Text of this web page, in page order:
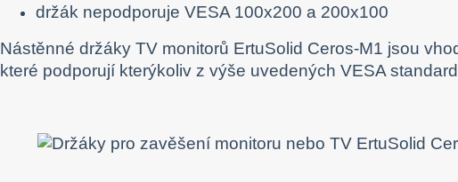
držák nepodporuje VESA 100x200 a 200x100
Nástěnné držáky TV monitorů ErtuSolid Ceros-M1 jsou
které podporují kterýkoliv z výše uvedených VESA